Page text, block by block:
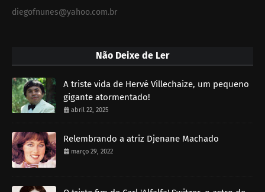
diegofnunes@yahoo.com.br
Não Deixe de Ler
A triste vida de Hervé Villechaize, um pequeno
gigante atormentado!
abril 22, 2025
Relembrando a atriz Djenane Machado
março 29, 2022